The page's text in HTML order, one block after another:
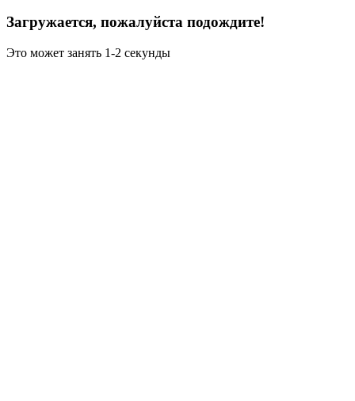
Загружается, пожалуйста подождите!
Это может занять 1-2 секунды